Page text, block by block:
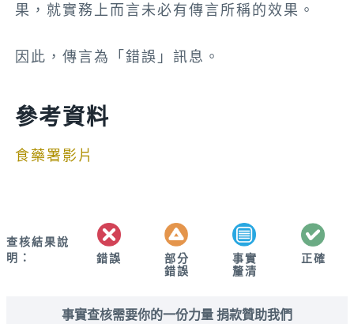
果，就實務上而言未必有傳言所稱的效果。
因此，傳言為「錯誤」訊息。
參考資料
食藥署影片
查核結果說
明：
錯誤
部分
錯誤
事實
釐清
正確
事實查核需要你的一份力量 捐款贊助我們